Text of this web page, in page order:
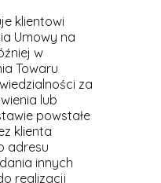
klientowi
Umowy na
w
Towaru
za
lub
powstałe
klienta
adresu
innych
realizacji